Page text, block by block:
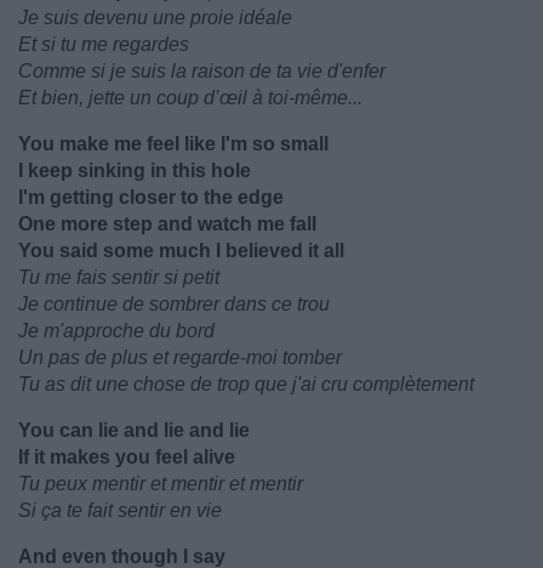
Je suis devenu une proie idéale
Et si tu me regardes
Comme si je suis la raison de ta vie d'enfer
Et bien, jette un coup d’œil à toi-même...
You make me feel like I'm so small
I keep sinking in this hole
I'm getting closer to the edge
One more step and watch me fall
You said some much I believed it all
Tu me fais sentir si petit
Je continue de sombrer dans ce trou
Je m'approche du bord
Un pas de plus et regarde-moi tomber
Tu as dit une chose de trop que j'ai cru complètement
You can lie and lie and lie
If it makes you feel alive
Tu peux mentir et mentir et mentir
Si ça te fait sentir en vie
And even though I say